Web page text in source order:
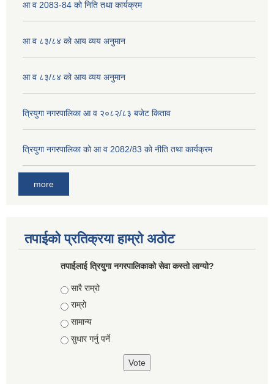
आ व 2083-84 को निति तथा कार्यक्रम
आ व ८३/८४ को आय व्यय अनुमान
आ व ८३/८४ को आय व्यय अनुमान
त्रियुगा नगरपालिका आ व २०८२/८३ बजेट किताव
त्रियुगा नगरपालिका को आ व 2082/83 को नीति तथा कार्यक्रम
more
तपाईको प्रतिक्रया हाम्रो अठोट
तपाईलाई त्रियुगा नगरपालिकाको सेवा कस्तो लाग्यो?
Choices
सारै राम्रो
राम्रो
सामान्य
सुधार गर्नु पर्ने